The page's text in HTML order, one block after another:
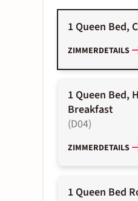
1 Queen Bed,
ZIMMERDETAILS
1 Queen Bed,
Breakfast
(D04)
ZIMMERDETAILS
1 Queen Bed